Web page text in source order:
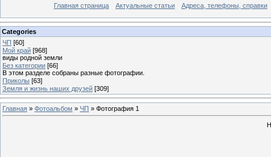
Главная страница Актуальные статьи Адреса, телефоны, справки
Categories
ЧП [60]
Мой край [968]
виды родной земли
Без категории [66]
В этом разделе собраны разные фотографии.
Приколы [63]
Земля и жизнь наших друзей [309]
Главная » Фотоальбом » ЧП » Фотография 1